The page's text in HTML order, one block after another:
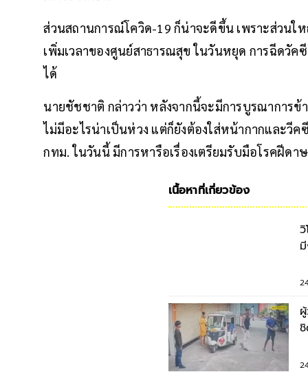
ส่วนสถานการณ์โควิด-19 ก็น่าจะดีขึ้น เพราะส่วน
เพิ่มเวลาของศูนย์สาธารณสุข ในวันหยุด การฉีดวัค
ได้
นายชัชชาติ กล่าวว่า หลังจากนี้จะมีการบูรณาการข้
ไม่มีอะไรน่าเป็นห่วง แต่ก็ยังต้องใส่หน้ากากและวี
กทม. ในวันนี้ มีการหารือเรื่องเตรียมรับมือโรคฝีดา
เนื้อหาที่เกี่ยวข้อง